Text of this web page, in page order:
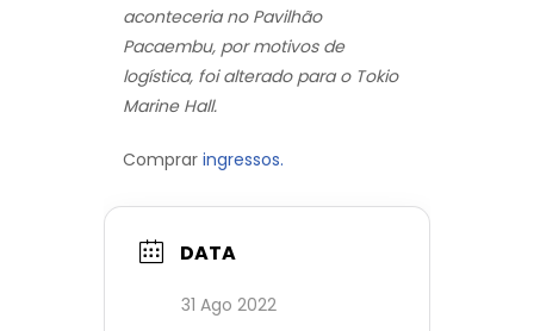
aconteceria no Pavilhão
Pacaembu, por motivos de
logística, foi alterado para o Tokio
Marine Hall.
Comprar ingressos.
DATA
31 Ago 2022